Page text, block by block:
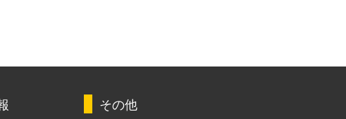
その他